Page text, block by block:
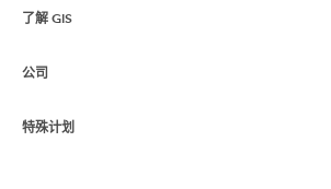
制图
Esri 社区
ArcGIS 博客
了解 GIS
什么是 GIS？
位置智能
公司
关于 Esri
特殊计划